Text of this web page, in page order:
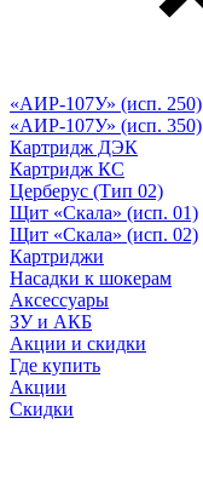
«АИР-107У» (исп. 250)
«АИР-107У» (исп. 350)
Картридж ДЭК
Картридж КС
Церберус (Тип 02)
Щит «Скала» (исп. 01)
Щит «Скала» (исп. 02)
Картриджи
Насадки к шокерам
Аксессуары
ЗУ и АКБ
Акции и скидки
Где купить
Акции
Скидки